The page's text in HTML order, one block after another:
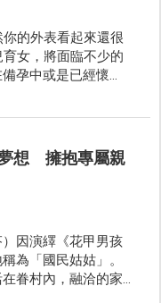
的外表看起來還很
女，將面臨不少的
孕中或是已經懷
想 擁抱專屬親
因演繹《花甲男孩
為「國民姑姑」。
眷村內，融洽的家